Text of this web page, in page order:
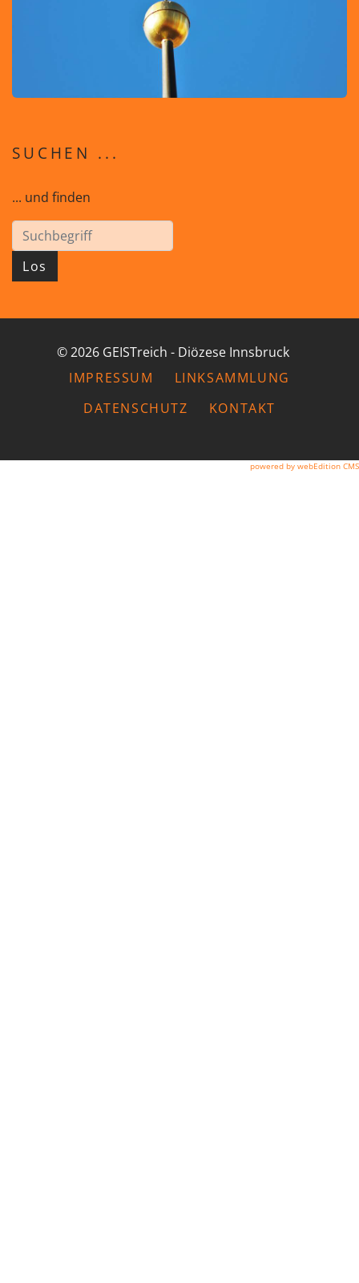
SUCHEN ...
... und finden
Los
© 2026 GEISTreich - Diözese Innsbruck
IMPRESSUM
LINKSAMMLUNG
DATENSCHUTZ
KONTAKT
powered by webEdition CMS